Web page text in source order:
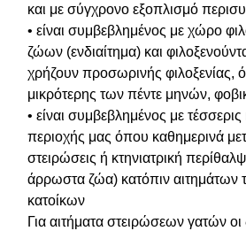
και με σύγχρονο εξοπλισμό
• είναι συμβεβλημένος με χώρο
ζώων (ενδιαίτημα) και
χρήζουν προσωρινής φιλοξενίας,
μικρότερης των πέντε μηνών,
• είναι συμβεβλημένος με τέσσερις
περιοχής μας όπου καθημερινά
στειρώσεις ή κτηνιατρική
άρρωστα ζώα) κατόπιν αιτημάτων
κατοίκων
Για αιτήματα στειρώσεων γατών